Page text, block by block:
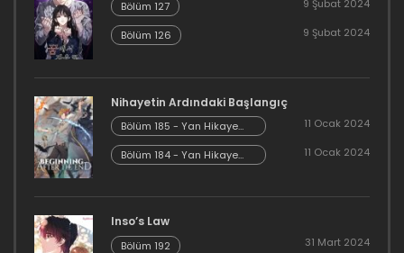
30 Haziran 2026
Bölüm 425
30 Haziran 2026
Bölüm 424
30 Haziran 2026
Bölüm 423
30 Haziran 2026
Bölüm 127 9 Şubat 2024
Bölüm 126 9 Şubat 2024
Nihayetin Ardındaki Başlangıç
Bölüm 185 - Yan Hikaye
Kısım 7
11 Ocak 2024
Bölüm 184 - Yan Hikaye
Kısım 6
11 Ocak 2024
Inso’s Law
Bölüm 192 31 Mart 2024